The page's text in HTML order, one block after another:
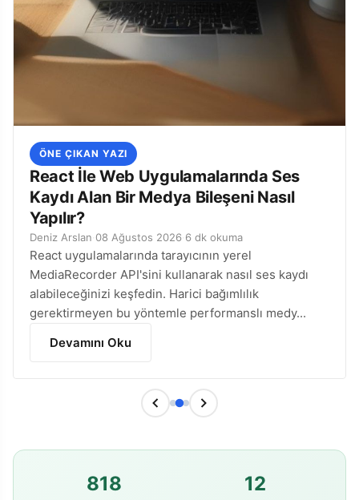
ÖNE ÇIKAN YAZI
React İle Web Uygulamalarında Ses
Kaydı Alan Bir Medya Bileşeni Nasıl
Yapılır?
Deniz Arslan 08 Ağustos 2026 6 dk okuma
React uygulamalarında tarayıcının yerel
MediaRecorder API'sini kullanarak nasıl ses kaydı
alabileceğinizi keşfedin. Harici bağımlılık
gerektirmeyen bu yöntemle performanslı medy...
Devamını Oku
818 12